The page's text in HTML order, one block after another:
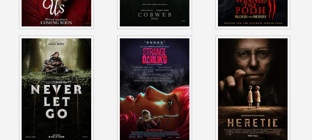
gerbėjų ir savo komandą pasirodo pabaisa, įslenka į jos
kūną ir perima valdžią. Su šiurpia šypsena Skaja smeigia
sau į akį mikrofonu. Jos mirtį liudija daugelis, įskaitant jos
gerbėjus ir komandą, dar labiau skleidžiant prakeiksmą.
Filmas „Šypsena 2“ baigiasi šiurpia žinia: Skajos šlovė
padėjo prakeiksmui sustiprėti nei bet kada anksčiau.